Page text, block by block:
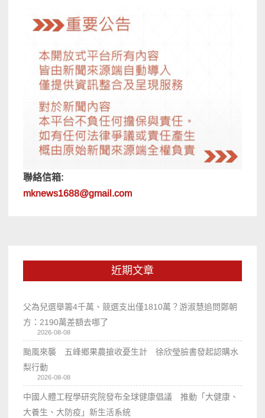
聯絡信箱:
mknews1688@gmail.com
近期文章
父為兒選舉籌4千萬、競選支出僅1810萬？游淑慧追問鄭朝
方：2190萬差額去哪了
2026-08-08
颱風來襲 五峰鄉果農搶收憂生計 徐欣瑩臉書發起認購水
梨行動
2026-08-08
中國人體工程學研究院發布全球健康倡議 推動「大健康、
大養生、大防疫」新生活系統